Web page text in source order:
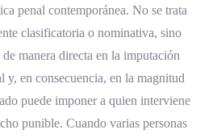
la acción
la voluntad
del hecho
del concepto de autor del
penal contemporánea. No se trata
clasificatoria o nominativa, sino
manera directa en la imputación
y, en consecuencia, en la magnitud
puede imponer a quien interviene
punible. Cuando varias personas